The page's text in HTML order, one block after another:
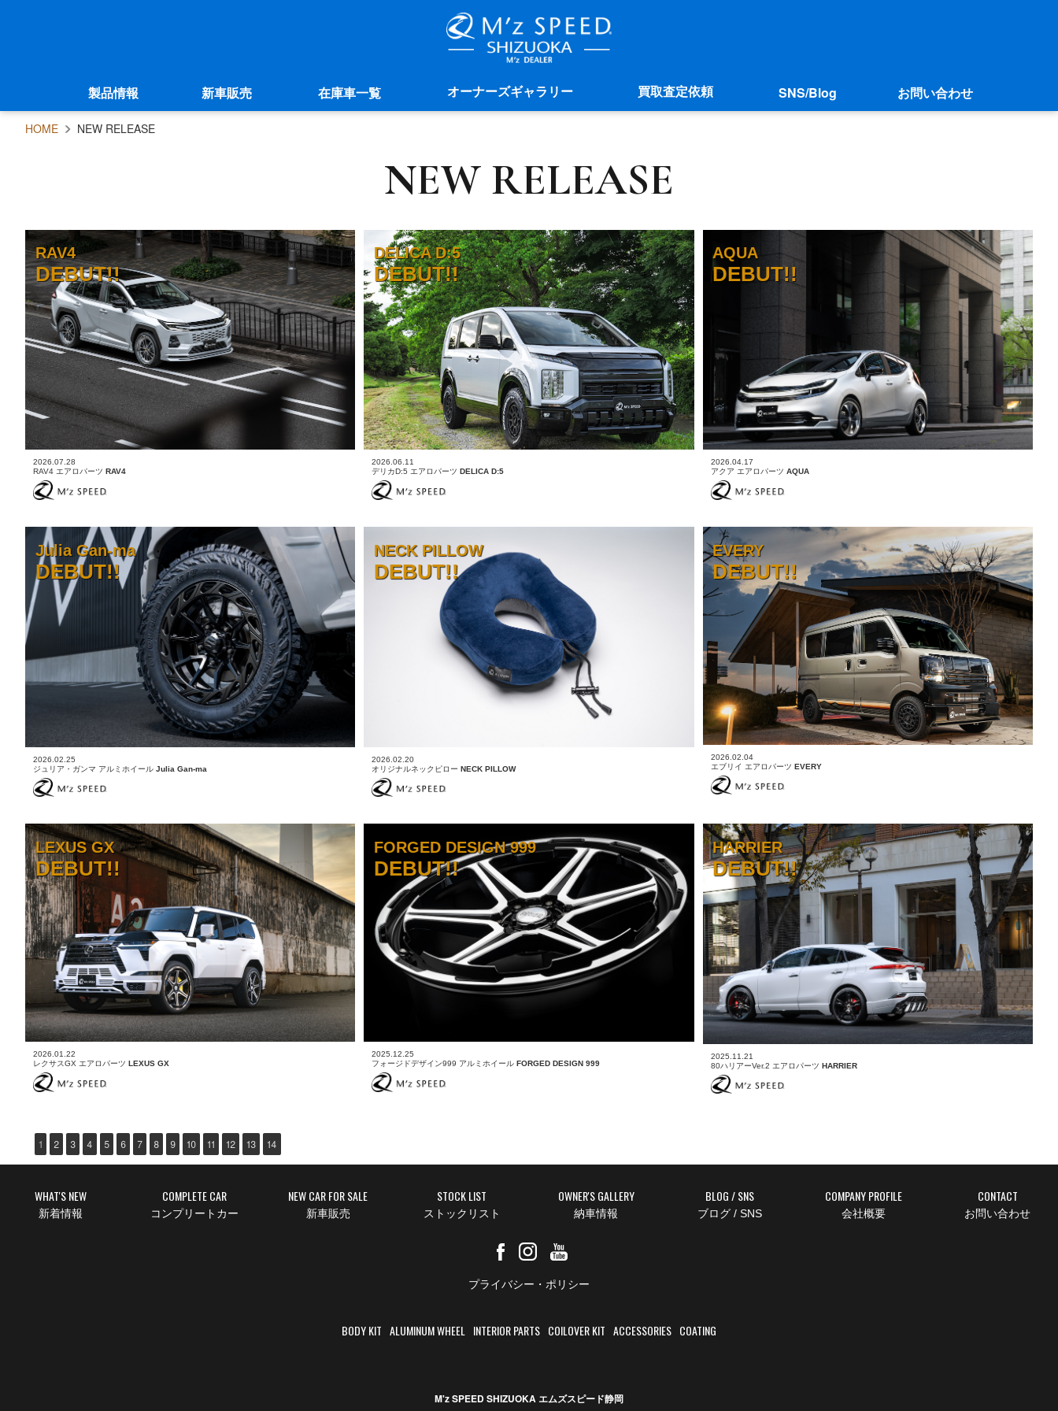
製品情報 新車販売 在庫車一覧 オーナーズギャラリー 買取査定依頼 SNS/Blog お問い合わせ
HOME NEW RELEASE
NEW RELEASE
RAV4
DEBUT!!
2026.07.28
RAV4 エアロパーツ RAV4
DELICA D:5
DEBUT!!
2026.06.11
デリカD:5 エアロパーツDELICA D:5
AQUA
DEBUT!!
2026.04.17
アクア エアロパーツ AQUA
Julia Gan-ma
DEBUT!!
2026.02.25
ジュリア・ガンマ アルミホイール Julia Gan-ma
NECK PILLOW
DEBUT!!
2026.02.20
オリジナルネックピローNECK PILLOW
EVERY
DEBUT!!
2026.02.04
エブリイ エアロパーツ EVERY
LEXUS GX
DEBUT!!
2026.01.22
レクサスGX エアロパーツ LEXUS GX
FORGED DESIGN 999
DEBUT!!
2025.12.25
フォージドデザイン999 アルミホイールFORGED DESIGN 999
HARRIER
DEBUT!!
2025.11.21
80ハリアーVer.2 エアロパーツ HARRIER
1 2 3 4 5 6 7 8 9 10 11 12 13 14
WHAT'S NEW
新着情報
COMPLETE CAR
コンプリートカー
NEW CAR FOR SALE
新車販売
STOCK LIST
ストックリスト
OWNER'S GALLERY
納車情報
BLOG / SNS
ブログ / SNS
COMPANY PROFILE
会社概要
CONTACT
お問い合わせ
プライバシー・ポリシー
BODY KIT ALUMINUM WHEEL INTERIOR PARTS COILOVER KIT ACCESSORIES COATING
M'z SPEED SHIZUOKA エムズスピード静岡